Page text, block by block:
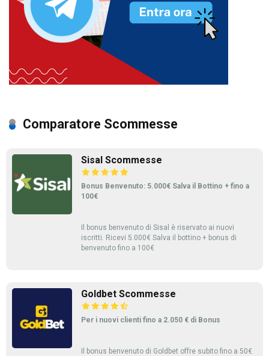
Comparatore Scommesse
Sisal Scommesse
Bonus Benvenuto: 5.000€ Salva il Bottino + fino a
100€
Il bonus benvenuto di Sisal è riservato ai nuovi
iscritti. Ricevi 5.000€ Salva il bottino + bonus di
benvenuto fino a 100€
Goldbet Scommesse
Per i nuovi clienti fino a 2.050 € di Bonus
Il bonus benvenuto di Goldbet offre subito fino a 50€